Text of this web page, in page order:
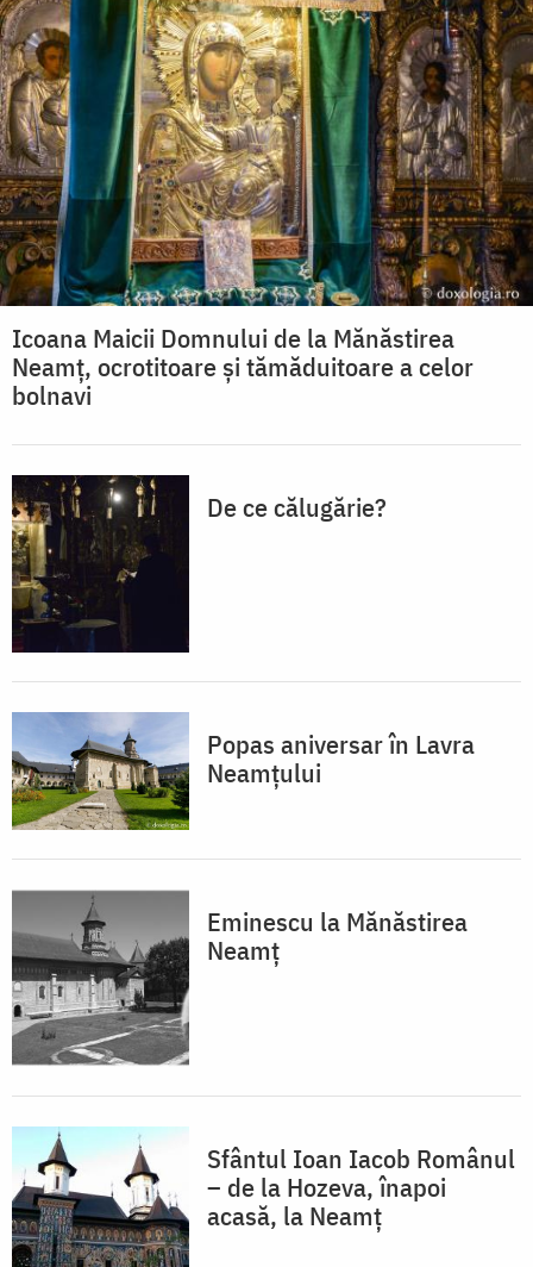
Icoana Maicii Domnului de la Mănăstirea
Neamț, ocrotitoare și tămăduitoare a celor
bolnavi
De ce călugărie?
Popas aniversar în Lavra
Neamțului
Eminescu la Mănăstirea
Neamț
Sfântul Ioan Iacob Românul
– de la Hozeva, înapoi
acasă, la Neamț